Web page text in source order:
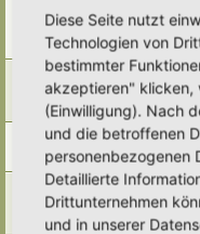
Nachtfahrverbot für
Letzter Beitrag von tree12
Antworten:9
Igelzählung
Letzter Beitrag vonMiri«
Antworten:5
Letzter Beitrag von
Igelbehausungen,
Letzter Beitrag vonDoro
Antworten:8
Diese Seite nutzt
Technologien von
bestimmter
akzeptieren" klicken,
(Einwilligung). Nach
und die betroffenen
personenbezogenen
Detaillierte
Drittunternehmen
und in unserer